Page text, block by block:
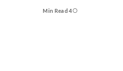
4 Min Read